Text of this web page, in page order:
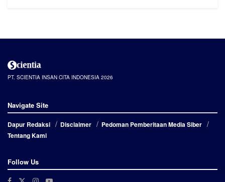
PT. SCIENTIA INSAN CITA INDONESIA 2026
Navigate Site
Dapur Redaksi Disclaimer
Pedoman Pemberitaan Media Siber
Tentang Kami
Follow Us